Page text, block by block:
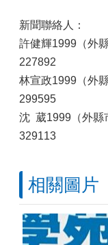
新聞聯絡人：
許健輝1999（外
227892
林宣政1999（外
299595
沈 葳1999（外縣
329113
相關圖片